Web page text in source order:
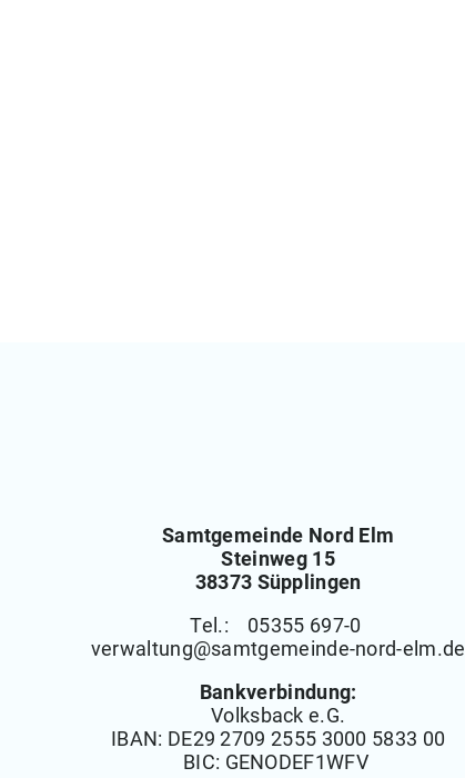
Samtgemeinde Nord Elm
Steinweg 15
38373 Süpplingen
Tel.: 05355 697-0
verwaltung@samtgemeinde-nord-elm.de
Bankverbindung:
Volksback e.G.
IBAN: DE29 2709 2555 3000 5833 00
BIC: GENODEF1WFV